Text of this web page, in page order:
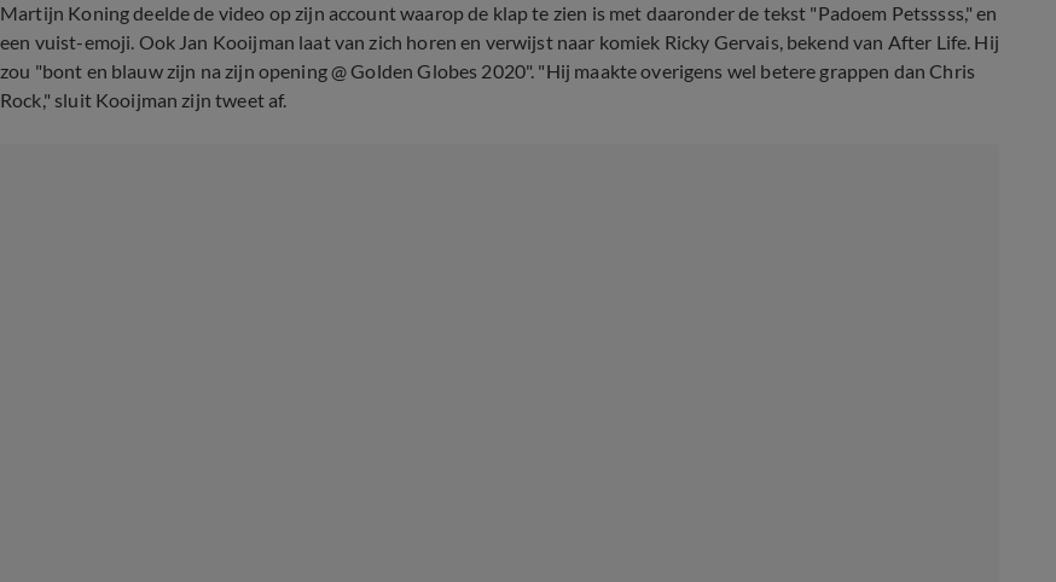
Martijn Koning deelde de video op zijn account waarop de klap te zien is met daaronder de tekst "Padoem Petsssss," en
een vuist-emoji. Ook Jan Kooijman laat van zich horen en verwijst naar komiek Ricky Gervais, bekend van After Life. Hij
zou "bont en blauw zijn na zijn opening @ Golden Globes 2020". "Hij maakte overigens wel betere grappen dan Chris
Rock," sluit Kooijman zijn tweet af.